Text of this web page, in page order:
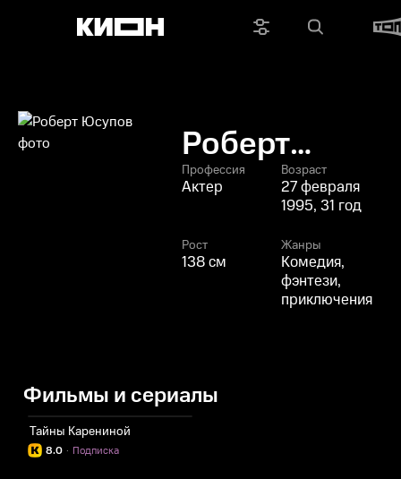
Роберт
Юсупов
Профессия
Актер
Возраст
27 февраля
1995, 31 год
Рост
138 см
Жанры
Комедия,
фэнтези,
приключения
Фильмы и сериалы
Тайны Карениной
8.0 Подписка
·